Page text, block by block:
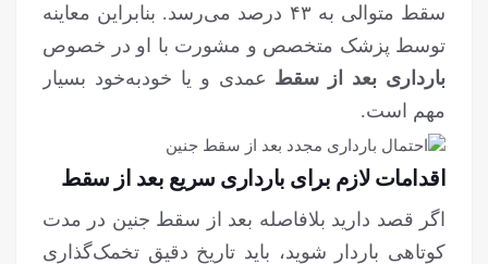
سقط متوالی به ۴۳ درصد می‌رسد. بنابراین معاینه
توسط پزشک متخصص و مشورت با او در خصوص
بارداری بعد از سقط عمدی و یا خودبه‌خود بسیار
مهم است.
اقدامات لازم برای بارداری سریع بعد از سقط
اگر قصد دارید بلافاصله بعد از سقط جنین در مدت
کوتاهی باردار شوید، باید تاریخ دقیق تخمک‌گذاری